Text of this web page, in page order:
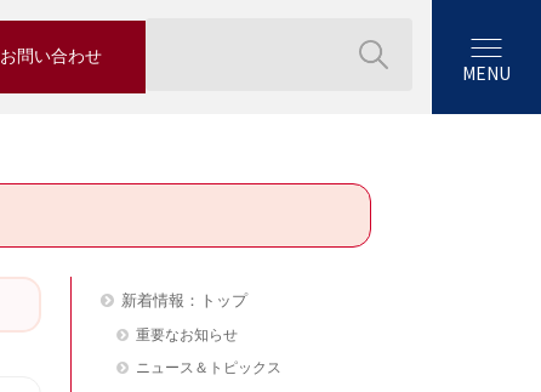
お問い合わせ
MENU
新着情報：トップ
重要なお知らせ
ニュース＆トピックス